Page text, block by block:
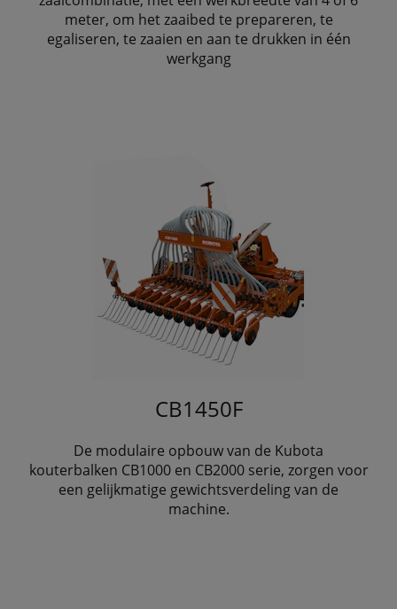
meter, om het zaaibed te prepareren, te
egaliseren, te zaaien en aan te drukken in één
werkgang
CB1450F
De modulaire opbouw van de Kubota
kouterbalken CB1000 en CB2000 serie, zorgen voor
een gelijkmatige gewichtsverdeling van de
machine.